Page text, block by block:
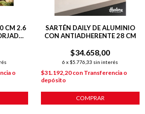
CM 2.6
o
SARTÉN DAILY DE ALUMINIO
CON ANTIADHERENTE 28 CM
$34.658,00
6 x $5.776,33 sin interés
$31.192,20con Transferencia o
depósito
COMPRAR